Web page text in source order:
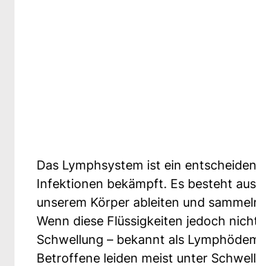
Das Lymphsystem ist ein
Infektionen bekämpft. Es besteht
unserem Körper ableiten und
Wenn diese Flüssigkeiten jedoch
Schwellung – bekannt als
Betroffene leiden meist unter